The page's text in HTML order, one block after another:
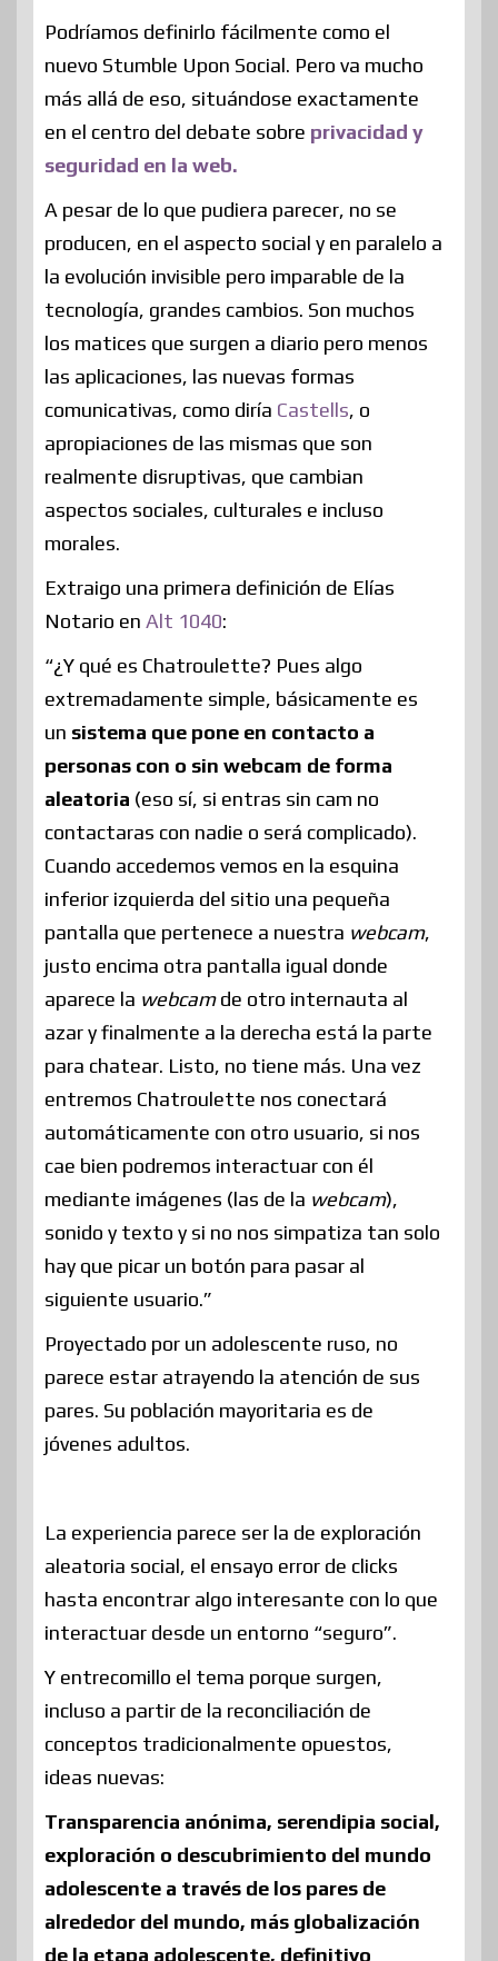
Podríamos definirlo fácilmente como el
nuevo Stumble Upon Social. Pero va mucho
más allá de eso, situándose exactamente
en el centro del debate sobre privacidad y
seguridad en la web.
A pesar de lo que pudiera parecer, no se
producen, en el aspecto social y en paralelo a
la evolución invisible pero imparable de la
tecnología, grandes cambios. Son muchos
los matices que surgen a diario pero menos
las aplicaciones, las nuevas formas
comunicativas, como diría Castells, o
apropiaciones de las mismas que son
realmente disruptivas, que cambian
aspectos sociales, culturales e incluso
morales.
Extraigo una primera definición de Elías
Notario en Alt 1040:
“¿Y qué es Chatroulette? Pues algo
extremadamente simple, básicamente es
un sistema que pone en contacto a
personas con o sin webcam de forma
aleatoria (eso sí, si entras sin cam no
contactaras con nadie o será complicado).
Cuando accedemos vemos en la esquina
inferior izquierda del sitio una pequeña
pantalla que pertenece a nuestra webcam,
justo encima otra pantalla igual donde
aparece la webcamde otro internauta al
azar y finalmente a la derecha está la parte
para chatear. Listo, no tiene más. Una vez
entremos Chatroulette nos conectará
automáticamente con otro usuario, si nos
cae bien podremos interactuar con él
mediante imágenes (las de la webcam),
sonido y texto y si no nos simpatiza tan solo
hay que picar un botón para pasar al
siguiente usuario.”
Proyectado por un adolescente ruso, no
parece estar atrayendo la atención de sus
pares. Su población mayoritaria es de
jóvenes adultos.
La experiencia parece ser la de exploración
aleatoria social, el ensayo error de clicks
hasta encontrar algo interesante con lo que
interactuar desde un entorno “seguro”.
Y entrecomillo el tema porque surgen,
incluso a partir de la reconciliación de
conceptos tradicionalmente opuestos,
ideas nuevas:
Transparencia anónima, serendipia social,
exploración o descubrimiento del mundo
adolescente a través de los pares de
alrededor del mundo, más globalización
de la etapa adolescente, definitivo